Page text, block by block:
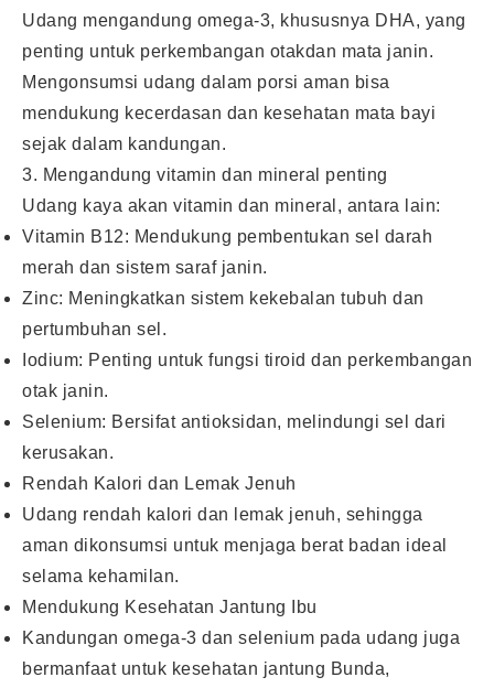
Udang mengandung omega-3, khususnya DHA, yang
penting untuk perkembangan otakdan mata janin.
Mengonsumsi udang dalam porsi aman bisa
mendukung kecerdasan dan kesehatan mata bayi
sejak dalam kandungan.
3. Mengandung vitamin dan mineral penting
Udang kaya akan vitamin dan mineral, antara lain:
Vitamin B12: Mendukung pembentukan sel darah
merah dan sistem saraf janin.
Zinc: Meningkatkan sistem kekebalan tubuh dan
pertumbuhan sel.
Iodium: Penting untuk fungsi tiroid dan perkembangan
otak janin.
Selenium: Bersifat antioksidan, melindungi sel dari
kerusakan.
Rendah Kalori dan Lemak Jenuh
Udang rendah kalori dan lemak jenuh, sehingga
aman dikonsumsi untuk menjaga berat badan ideal
selama kehamilan.
Mendukung Kesehatan Jantung Ibu
Kandungan omega-3 dan selenium pada udang juga
bermanfaat untuk kesehatan jantung Bunda,